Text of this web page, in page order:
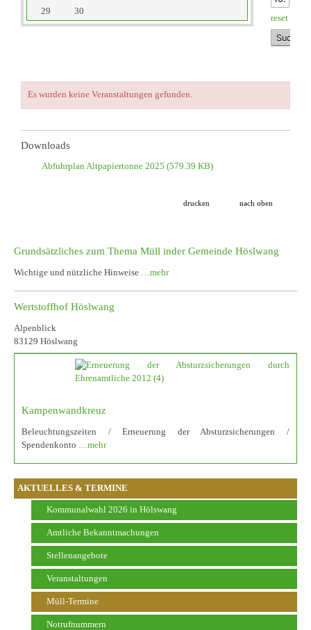
AKTUELLES & TERMINE
Kommunalwahl 2026 in Hölswang
Amtliche Bekanntmachungen
Stellenangebote
Veranstaltungen
Müll-Termine
Notrufnummern
29
30
reset
Es wurden keine Veranstaltungen gefunden.
Downloads
Abfuhrplan Altpapiertonne 2025 (579.39 KB)
drucken nach oben
Grundsätzliches zum Thema Müll inder Gemeinde Höslwang
Wichtige und nützliche Hinweise …mehr
Wertstoffhof Höslwang
Alpenblick
83129 Höslwang
Kampenwandkreuz
Beleuchtungszeiten / Erneuerung der Absturzsicherungen /
Spendenkonto …mehr